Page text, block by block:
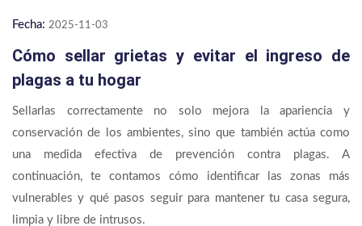
Fecha: 2025-11-03
Cómo sellar grietas y evitar el ingreso de
plagas a tu hogar
Sellarlas correctamente no solo mejora la apariencia y
conservación de los ambientes, sino que también actúa como
una medida efectiva de prevención contra plagas. A
continuación, te contamos cómo identificar las zonas más
vulnerables y qué pasos seguir para mantener tu casa segura,
limpia y libre de intrusos.